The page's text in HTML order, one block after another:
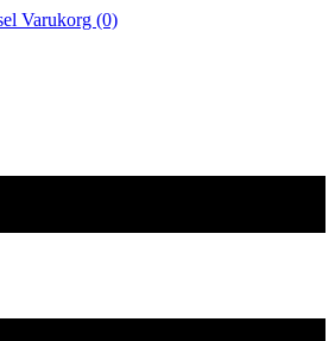
Varukorg (0)